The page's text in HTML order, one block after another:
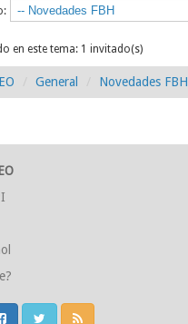
en este tema: 1 invitado(s)
General Novedades FBH